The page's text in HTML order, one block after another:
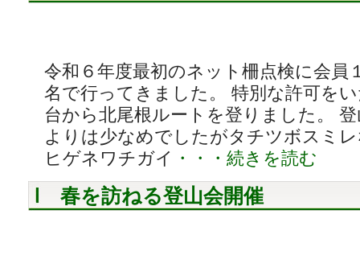
令和６年度最初のネット柵点検に会員
名で行ってきました。 特別な許可を
台から北尾根ルートを登りました。
よりは少なめでしたがタチツボスミ
ヒゲネワチガイ ・・・続きを読む
春を訪ねる登山会開催